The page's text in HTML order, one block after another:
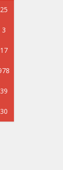
25
3
17
39
30